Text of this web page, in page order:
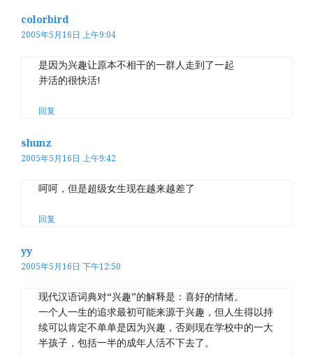
colorbird
2005年5月16日 上午9:04
是因为兴趣让原本不相干的一群人走到了一起
并活的很快活!
回复
shunz
2005年5月16日 上午9:42
呵呵，但是超级女生现在越来越差了
回复
yy
2005年5月16日 下午12:50
现代汉语词典对“兴趣”的解释是：喜好的情绪。
一个人一生的追求最初可能来源于兴趣，但人生得以持
续可以肯定不单单是因为兴趣，否则现在学校中的一大
半孩子，包括一半的成年人活不下去了。